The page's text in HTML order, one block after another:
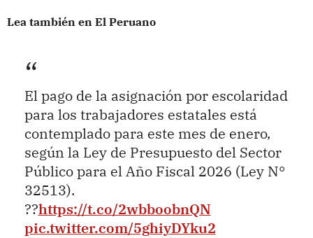
Lea también en El Peruano
El pago de la asignación por escolaridad
para los trabajadores estatales está
contemplado para este mes de enero,
según la Ley de Presupuesto del Sector
Público para el Año Fiscal 2026 (Ley N°
32513).
??https://t.co/2wbboobnQN
pic.twitter.com/5ghiyDYku2